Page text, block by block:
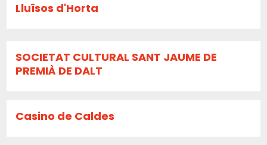
Lluïsos d'Horta
SOCIETAT CULTURAL SANT JAUME DE
PREMIÀ DE DALT
Casino de Caldes